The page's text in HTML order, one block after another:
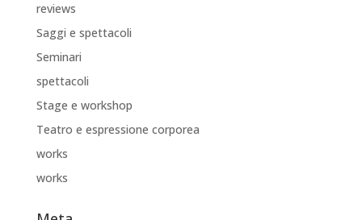
reviews
Saggi e spettacoli
Seminari
spettacoli
Stage e workshop
Teatro e espressione corporea
works
works